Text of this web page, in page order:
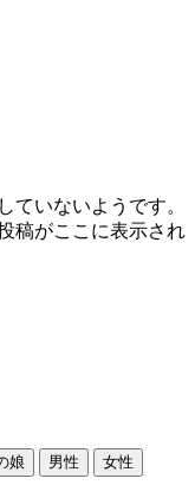
ていないようです。
稿がここに表示され
娘 男性
女性